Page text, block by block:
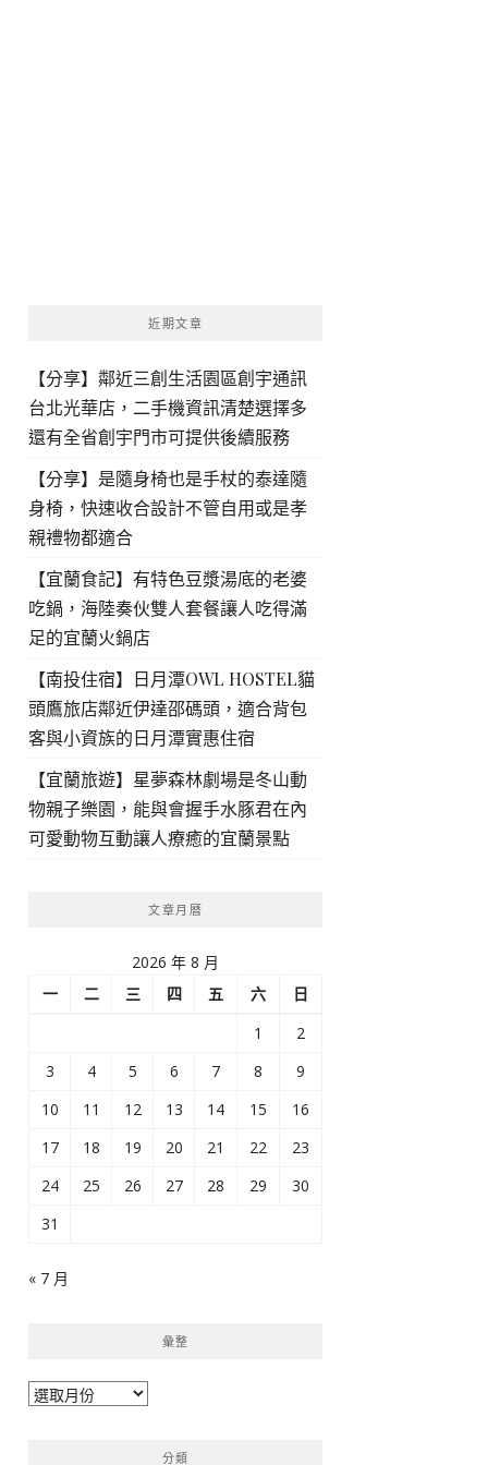
近期文章
【分享】鄰近三創生活園區創宇通訊
台北光華店，二手機資訊清楚選擇多
還有全省創宇門市可提供後續服務
【分享】是隨身椅也是手杖的泰達隨
身椅，快速收合設計不管自用或是孝
親禮物都適合
【宜蘭食記】有特色豆漿湯底的老婆
吃鍋，海陸奏伙雙人套餐讓人吃得滿
足的宜蘭火鍋店
【南投住宿】日月潭OWL HOSTEL貓
頭鷹旅店鄰近伊達邵碼頭，適合背包
客與小資族的日月潭實惠住宿
【宜蘭旅遊】星夢森林劇場是冬山動
物親子樂園，能與會握手水豚君在內
可愛動物互動讓人療癒的宜蘭景點
文章月曆
2026 年 8 月
一
二 三 四 五 六
日
1
2
3
4 5 6 7 8
9
10
11 12 13 14 15
16
17
18 19 20 21 22
23
24
25 26 27 28 29
30
31
« 7 月
彙整
彙
分類